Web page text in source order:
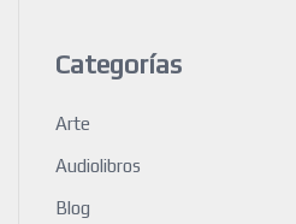
Categorías
Arte
Audiolibros
Blog